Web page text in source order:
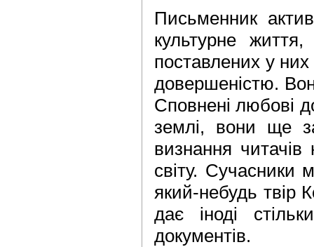
Письменник
культурне
поставлених у
довершеністю.
Сповнені любові
землі, вони ще
визнання
світу. Сучасники
який-небудь твір
дає іноді
документів.